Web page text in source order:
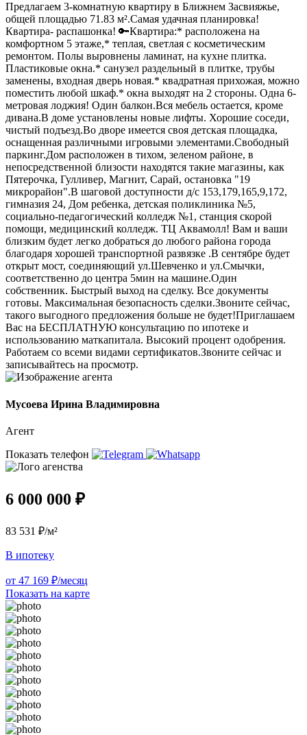
Предлагаем 3-комнатную квартиру в Ближнем Засвияжье,
общей площадью 71.83 м².Самая удачная планировка!
Квартира- распашонка! 🔑Квартира:* расположена на
комфортном 5 этаже,* теплая, светлая с косметическим
ремонтом. Полы выровнены ламинат, на кухне плитка.
Пластиковые окна.* санузел раздельный в плитке, трубы
заменены, входная дверь новая.* квадратная прихожая, можно
поместить любой шкаф.* окна выходят на 2 стороны. Одна 6-
метровая лоджия! Один балкон.Вся мебель остается, кроме
дивана.В доме установлены новые лифты. Хорошие соседи,
чистый подъезд.Во дворе имеется своя детская площадка,
оснащенная различными игровыми элементами.Свободный
паркинг.Дом расположен в тихом, зеленом районе, в
непосредственной близости находятся такие магазины, как
Пятерочка, Гулливер, Магнит, Сарай, остановка "19
микрорайон".В шаговой доступности д/с 153,179,165,9,172,
гимназия 24, Дом ребенка, детская поликлиника №5,
социально-педагогический колледж №1, станция скорой
помощи, медицинский колледж. ТЦ Аквамолл! Вам и ваши
близким будет легко добраться до любого района города
благодаря хорошей транспортной развязке .В сентябре будет
открыт мост, соединяющий ул.Шевченко и ул.Смычки,
соответственно до центра 5мин на машине.Один
собственник. Быстрый выход на сделку. Все документы
готовы. Максимальная безопасность сделки.Звоните сейчас,
такого выгодного предложения больше не будет!Приглашаем
Вас на БЕСПЛАТНУЮ консультацию по ипотеке и
использованию маткапитала. Высокий процент одобрения.
Работаем со всеми видами сертификатов.Звоните сейчас и
записывайтесь на просмотр.
Мусоева Ирина Владимировна
Агент
Показать телефон
6 000 000 ₽
83 531 ₽/м²
В ипотеку
от 47 169 ₽/месяц
Показать на карте